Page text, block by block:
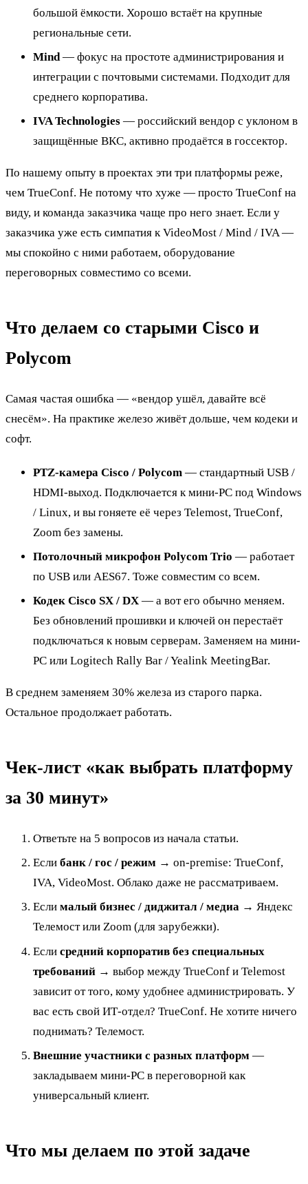
большой ёмкости. Хорошо встаёт на крупные
региональные сети.
Mind— фокус на простоте администрирования и
интеграции с почтовыми системами. Подходит для
среднего корпоратива.
IVA Technologies — российский вендор с уклоном в
защищённые ВКС, активно продаётся в госсектор.
По нашему опыту в проектах эти три платформы реже,
чем TrueConf. Не потому что хуже — просто TrueConf на
виду, и команда заказчика чаще про него знает. Если у
заказчика уже есть симпатия к VideoMost / Mind / IVA —
мы спокойно с ними работаем, оборудование
переговорных совместимо со всеми.
Что делаем со старыми Cisco и
Polycom
Самая частая ошибка — «вендор ушёл, давайте всё
снесём». На практике железо живёт дольше, чем кодеки и
софт.
PTZ-камера Cisco / Polycom — стандартный USB /
HDMI-выход. Подключается к мини-PC под Windows
/ Linux, и вы гоняете её через Telemost, TrueConf,
Zoom без замены.
Потолочный микрофон Polycom Trio — работает
по USB или AES67. Тоже совместим со всем.
Кодек Cisco SX / DX — а вот его обычно меняем.
Без обновлений прошивки и ключей он перестаёт
подключаться к новым серверам. Заменяем на мини-
PC или Logitech Rally Bar / Yealink MeetingBar.
В среднем заменяем 30% железа из старого парка.
Остальное продолжает работать.
Чек-лист «как выбрать платформу
за 30 минут»
Ответьте на 5 вопросов из начала статьи.
Если банк / гос / режим → on-premise: TrueConf,
IVA, VideoMost. Облако даже не рассматриваем.
Если малый бизнес / диджитал / медиа → Яндекс
Телемост или Zoom (для зарубежки).
Если средний корпоратив без специальных
требований → выбор между TrueConf и Telemost
зависит от того, кому удобнее администрировать. У
вас есть свой ИТ-отдел? TrueConf. Не хотите ничего
поднимать? Телемост.
Внешние участники с разных платформ —
закладываем мини-PC в переговорной как
универсальный клиент.
Что мы делаем по этой задаче